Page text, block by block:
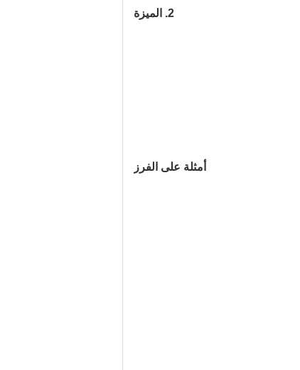
2. الميزة
أمثلة على الفرز